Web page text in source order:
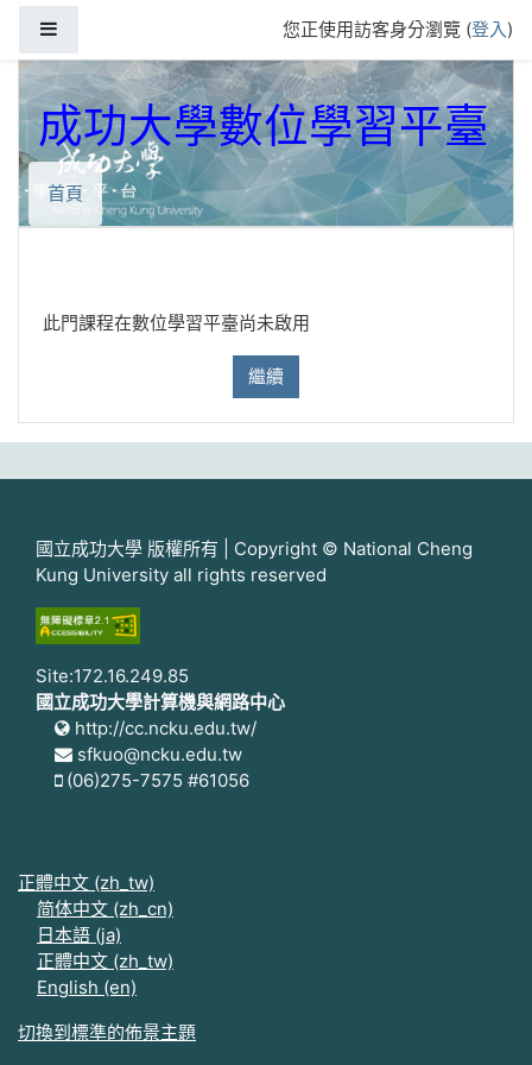
您正使用訪客身分瀏覽 (登入)
成功大學數位學習平臺
首頁
此門課程在數位學習平臺尚未啟用
繼續
國立成功大學 版權所有 | Copyright © National Cheng
Kung University all rights reserved
Site:172.16.249.85
國立成功大學計算機與網路中心
http://cc.ncku.edu.tw/
sfkuo@ncku.edu.tw
(06)275-7575 #61056
正體中文 ‎(zh_tw)‎
简体中文 ‎(zh_cn)‎
日本語 ‎(ja)‎
正體中文 ‎(zh_tw)‎
English ‎(en)‎
切換到標準的佈景主題